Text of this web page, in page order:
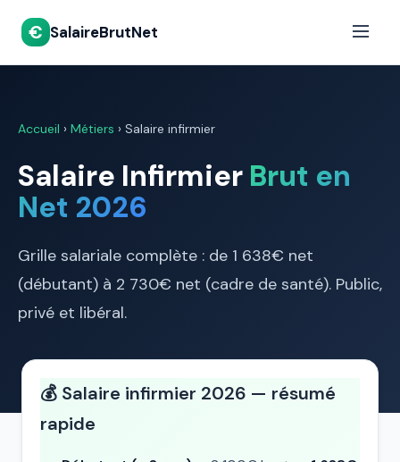
€ SalaireBrutNet
Accueil › Métiers › Salaire infirmier
Salaire Infirmier Brut en
Net 2026
Grille salariale complète : de 1 638€ net
(débutant) à 2 730€ net (cadre de santé). Public,
privé et libéral.
💰 Salaire infirmier 2026 — résumé
rapide